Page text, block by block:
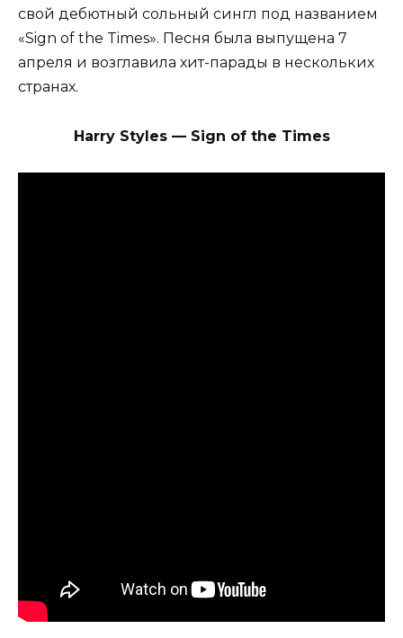
свой дебютный сольный сингл под названием
«Sign of the Times». Песня была выпущена 7
апреля и возглавила хит-парады в нескольких
странах.
Harry Styles — Sign of the Times